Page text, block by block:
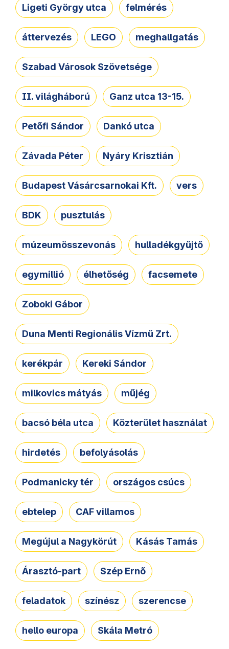
Ligeti György utca felmérés
áttervezés LEGO meghallgatás
Szabad Városok Szövetsége
II. világháború Ganz utca 13-15.
Petőfi Sándor Dankó utca
Závada Péter Nyáry Krisztián
Budapest Vásárcsarnokai Kft. vers
BDK pusztulás
múzeumösszevonás hulladékgyűjtő
egymillió élhetőség facsemete
Zoboki Gábor
Duna Menti Regionális Vízmű Zrt.
kerékpár Kereki Sándor
milkovics mátyás műjég
bacsó béla utca Közterület használat
hirdetés befolyásolás
Podmanicky tér országos csúcs
ebtelep CAF villamos
Megújul a Nagykörút Kásás Tamás
Árasztó-part Szép Ernő
feladatok színész szerencse
hello europa Skála Metró